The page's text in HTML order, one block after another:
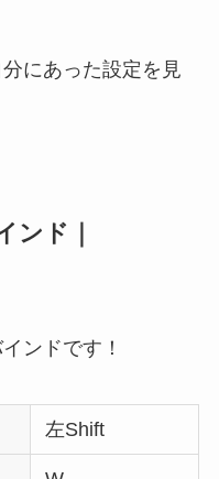
にあった設定を見
ンド｜
ンドです！
左Shift